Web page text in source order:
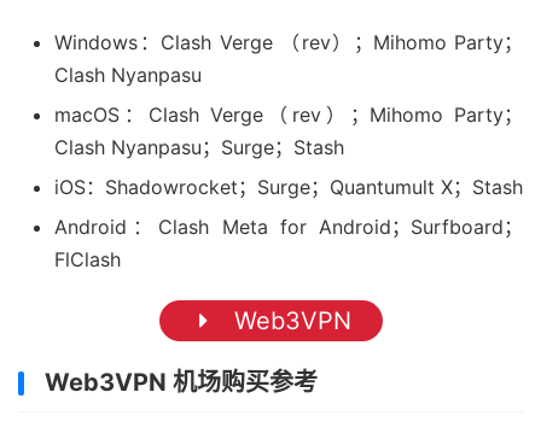
Windows：Clash Verge （rev）；Mihomo Party；
Clash Nyanpasu
macOS：Clash Verge（rev）；Mihomo Party；
Clash Nyanpasu；Surge；Stash
iOS：Shadowrocket；Surge；Quantumult X；Stash
Android：Clash Meta for Android；Surfboard；
FlClash
Web3VPN
Web3VPN 机场购买参考